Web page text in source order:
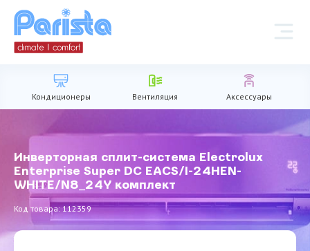
Кондиционеры Вентиляция Аксессуары
Инверторная сплит-система Electrolux
Enterprise Super DC EACS/I-24HEN-
WHITE/N8_24Y комплект
Код товара: 112359